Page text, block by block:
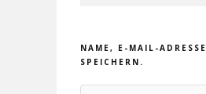
NAME, E-MAIL-
SPEICHERN.